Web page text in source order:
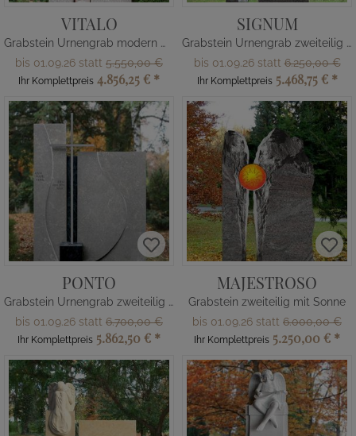
VITALO
Grabstein Urnengrab modern mit Treppe
bis 01.09.26 statt 5.550,00 €
Ihr Komplettpreis 4.856,25 € *
SIGNUM
Grabstein Urnengrab zweiteilig Glas
bis 01.09.26 statt6.250,00 €
Ihr Komplettpreis 5.468,75 € *
PONTO
Grabstein Urnengrab zweiteilig mit Kreuz
bis 01.09.26 statt 6.700,00 €
Ihr Komplettpreis 5.862,50 € *
MAJESTROSO
Grabstein zweiteilig mit Sonne
bis 01.09.26 statt 6.000,00 €
Ihr Komplettpreis 5.250,00 € *